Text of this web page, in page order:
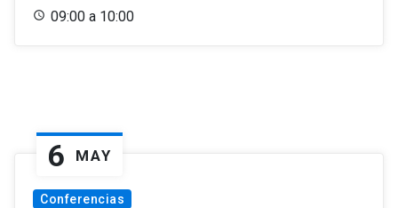
09:00 a 10:00
6 MAY
Conferencias